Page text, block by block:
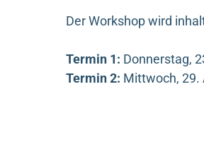
Der Workshop wird
Termin 1: Donnerstag,
Termin 2: Mittwoch, 29.